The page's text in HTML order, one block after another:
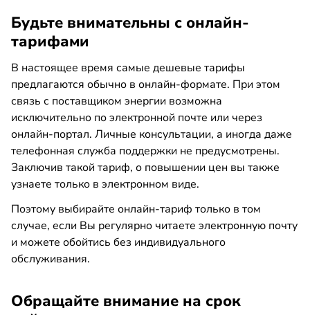
Будьте внимательны с онлайн-
тарифами
В настоящее время самые дешевые тарифы
предлагаются обычно в онлайн-формате. При этом
связь с поставщиком энергии возможна
исключительно по электронной почте или через
онлайн-портал. Личные консультации, а иногда даже
телефонная служба поддержки не предусмотрены.
Заключив такой тариф, о повышении цен вы также
узнаете только в электронном виде.
Поэтому выбирайте онлайн-тариф только в том
случае, если Вы регулярно читаете электронную почту
и можете обойтись без индивидуального
обслуживания.
Обращайте внимание на срок